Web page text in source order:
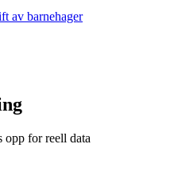
av barnehager
for reell data